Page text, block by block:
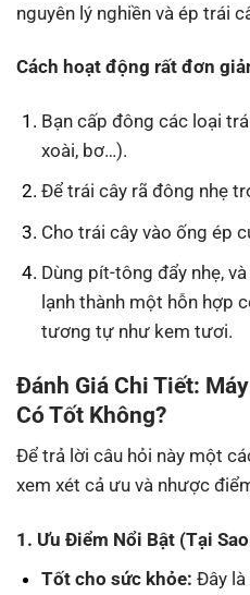
nguyên lý nghiền và ép trái
Cách hoạt động rất đơn
Bạn cấp đông các loại
xoài, bơ…).
Để trái cây rã đông nhẹ
Cho trái cây vào ống ép
Dùng pít-tông đẩy nhẹ,
lạnh thành một hỗn hợp
tương tự như kem tươi.
Đánh Giá Chi Tiết:
Có Tốt Không?
Để trả lời câu hỏi này một
xem xét cả ưu và nhược
1. Ưu Điểm Nổi Bật (Tại
Tốt cho sức khỏe: Đây là